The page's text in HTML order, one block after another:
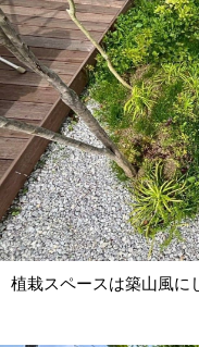
植栽スペースは築山風に